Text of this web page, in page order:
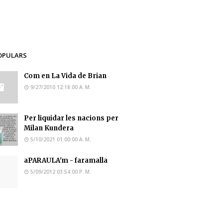
Com en La Vida de Brian
9/27/2010 12:18:00 A. M.
Per liquidar les nacions per
Milan Kundera
5/10/2021 01:00:00 A. M.
aPARAULA'm - faramalla
5/09/2012 03:54:00 P. M.